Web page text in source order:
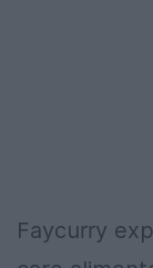
Faycurry